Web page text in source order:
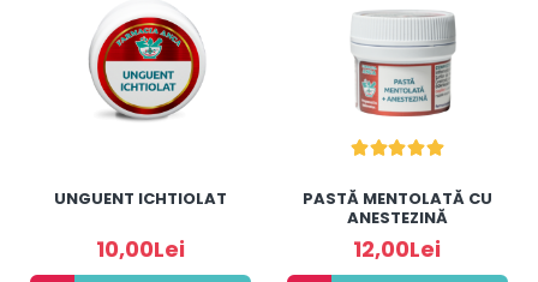
UNGUENT ICHTIOLAT
10,00Lei
PASTĂ MENTOLATĂ CU
ANESTEZINĂ
12,00Lei